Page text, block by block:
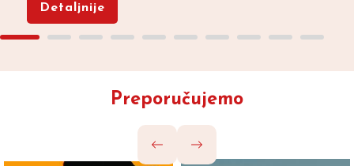
Detaljnije
Preporučujemo